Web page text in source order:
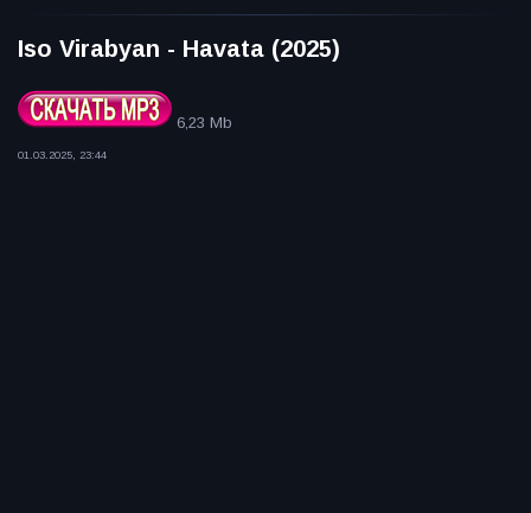
Iso Virabyan - Havata (2025)
6,23 Mb
01.03.2025, 23:44